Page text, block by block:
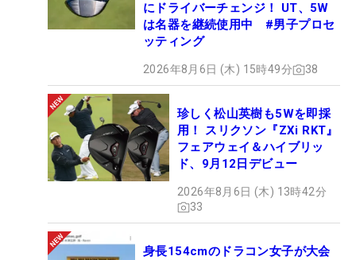
にドライバーチェンジ！ UT、5W
は名器を継続使用中 #男子プロセ
ッティング
2026年8月6日 (木) 15時49分 38
珍しく松山英樹も5Wを即採
用！ スリクソン『ZXi RKT』
フェアウェイ＆ハイブリッ
ド、9月12日デビュー
2026年8月6日 (木) 13時42分
33
身長154cmのドラコン女子が大会